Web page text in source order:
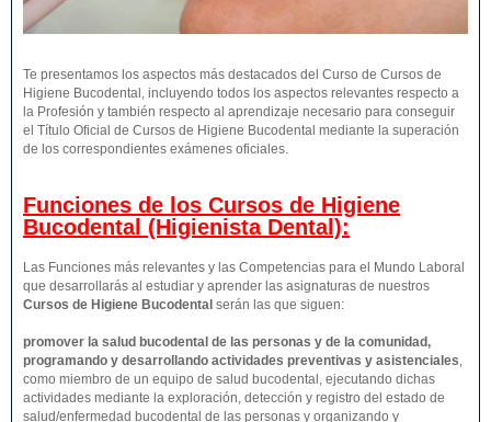
Te presentamos los aspectos más destacados del Curso de Cursos de
Higiene Bucodental, incluyendo todos los aspectos relevantes respecto a
la Profesión y también respecto al aprendizaje necesario para conseguir
el Título Oficial de Cursos de Higiene Bucodental mediante la superación
de los correspondientes exámenes oficiales.
Funciones de los Cursos de Higiene
Bucodental (Higienista Dental):
Las Funciones más relevantes y las Competencias para el Mundo Laboral
que desarrollarás al estudiar y aprender las asignaturas de nuestros
Cursos de Higiene Bucodental serán las que siguen:
promover la salud bucodental de las personas y de la comunidad,
programando y desarrollando actividades preventivas y asistenciales,
como miembro de un equipo de salud bucodental, ejecutando dichas
actividades mediante la exploración, detección y registro del estado de
salud/enfermedad bucodental de las personas y organizando y